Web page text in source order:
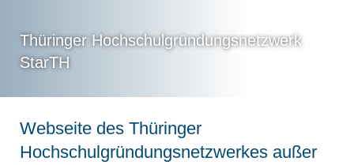
Thüringer Hochschulgründungsnetzwerk
StarTH
Webseite des Thüringer
Hochschulgründungsnetzwerkes außer